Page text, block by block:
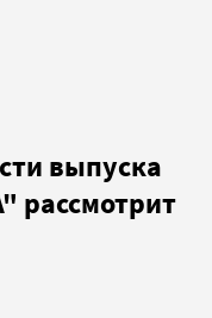
выпуска
рассмотрит